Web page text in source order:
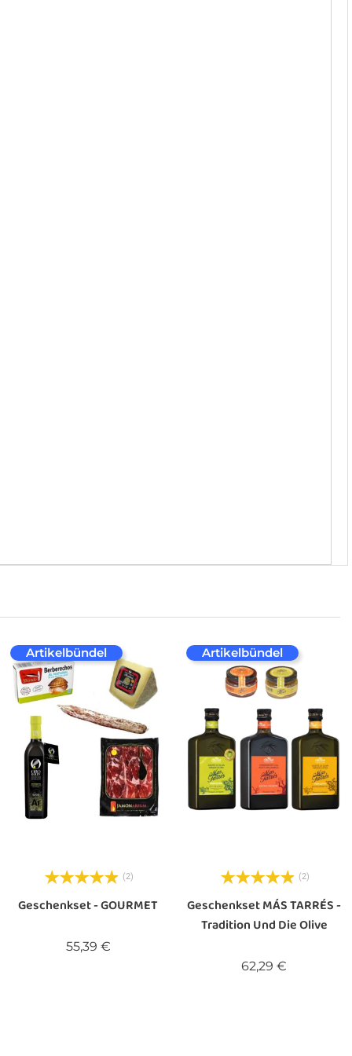
Artikelbündel
(2)
Geschenkset - GOURMET
55,39 €Preis
Artikelbündel
(2)
Geschenkset MÁS TARRÉS -
Tradition Und Die Olive
62,29 €